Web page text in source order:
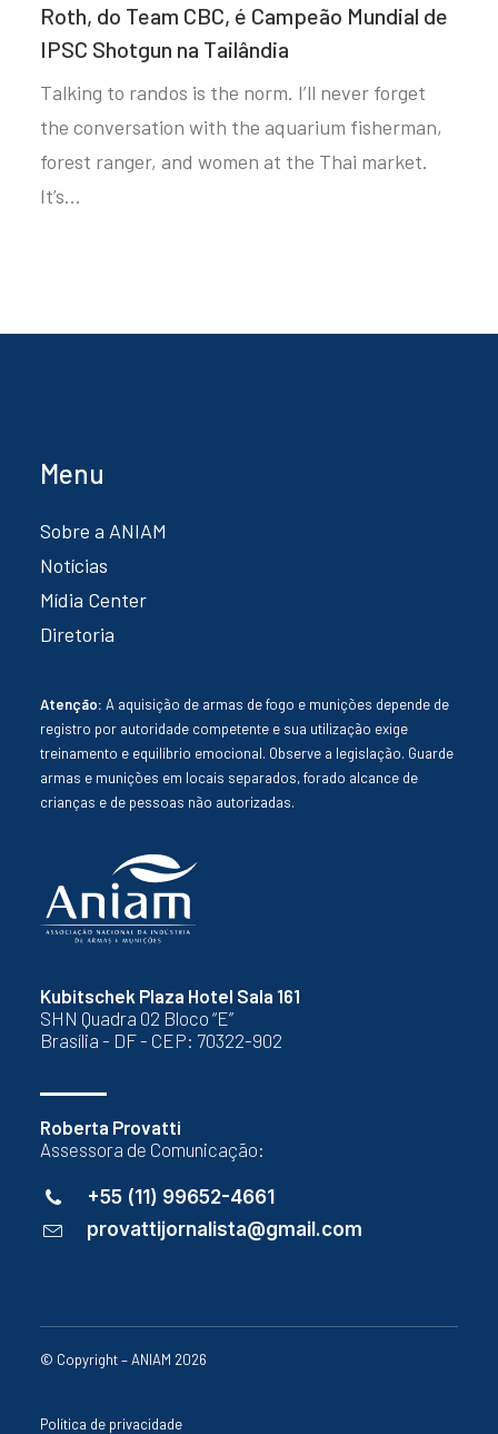
Roth, do Team CBC, é Campeão Mundial de
IPSC Shotgun na Tailândia
Talking to randos is the norm. I’ll never forget
the conversation with the aquarium fisherman,
forest ranger, and women at the Thai market.
It’s…
Kubitschek Plaza Hotel Sala 161
SHN Quadra 02 Bloco “E”
Brasília - DF - CEP: 70322-902
Roberta Provatti
Assessora de Comunicação:
+55 (11) 99652-4661
provattijornalista@gmail.com
Menu
Sobre a ANIAM
Notícias
Mídia Center
Diretoria
Atenção: A aquisição de armas de fogo e munições depende de
registro por autoridade competente e sua utilização exige
treinamento e equilíbrio emocional. Observe a legislação. Guarde
armas e munições em locais separados, forado alcance de
crianças e de pessoas não autorizadas.
© Copyright – ANIAM 2026
Política de privacidade